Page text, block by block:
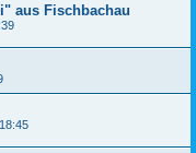
aus Fischbachau